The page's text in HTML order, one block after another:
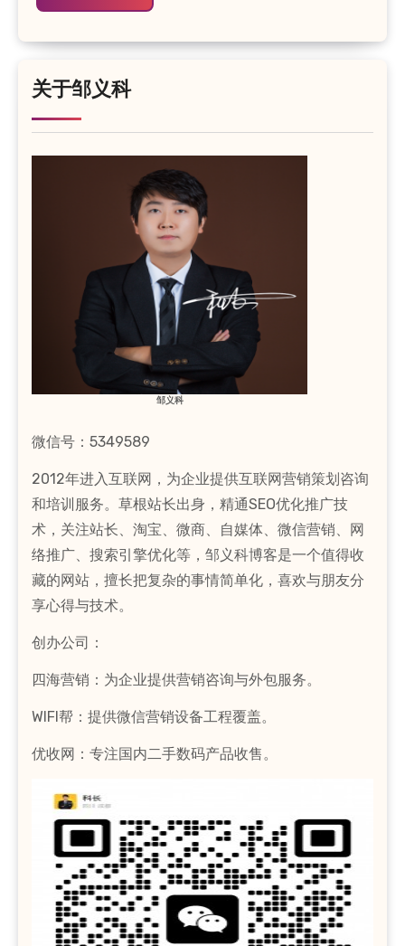
关于邹义科
邹义科
微信号：5349589
2012年进入互联网，为企业提供互联网营销策划咨询
和培训服务。草根站长出身，精通SEO优化推广技
术，关注站长、淘宝、微商、自媒体、微信营销、网
络推广、搜索引擎优化等，邹义科博客是一个值得收
藏的网站，擅长把复杂的事情简单化，喜欢与朋友分
享心得与技术。
创办公司：
四海营销：为企业提供营销咨询与外包服务。
WIFI帮：提供微信营销设备工程覆盖。
优收网：专注国内二手数码产品收售。